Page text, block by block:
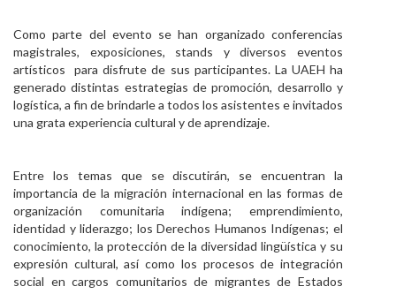
Como parte del evento se han organizado conferencias
magistrales, exposiciones, stands y diversos eventos
artísticos para disfrute de sus participantes. La UAEH ha
generado distintas estrategias de promoción, desarrollo y
logística, a fin de brindarle a todos los asistentes e invitados
una grata experiencia cultural y de aprendizaje.
Entre los temas que se discutirán, se encuentran la
importancia de la migración internacional en las formas de
organización comunitaria indígena; emprendimiento,
identidad y liderazgo; los Derechos Humanos Indígenas; el
conocimiento, la protección de la diversidad lingüística y su
expresión cultural, así como los procesos de integración
social en cargos comunitarios de migrantes de Estados